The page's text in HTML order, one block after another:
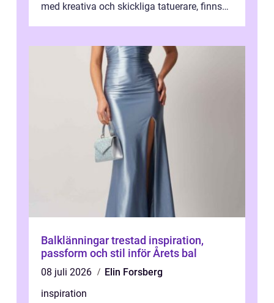
med kreativa och skickliga tatuerare, finns
Balklänningar trestad inspiration,
passform och stil inför Årets bal
08 juli 2026
Elin Forsberg
inspiration